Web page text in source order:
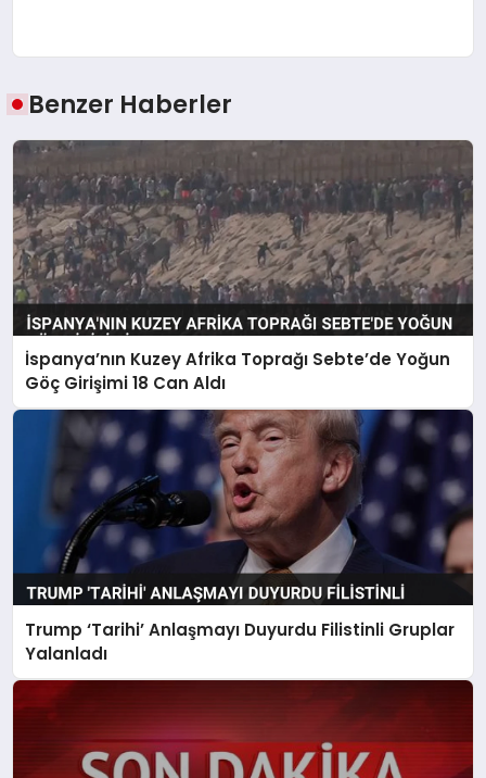
Benzer Haberler
İspanya’nın Kuzey Afrika Toprağı Sebte’de Yoğun
Göç Girişimi 18 Can Aldı
Trump ‘Tarihi’ Anlaşmayı Duyurdu Filistinli Gruplar
Yalanladı